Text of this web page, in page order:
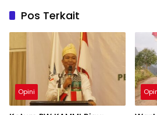
Pos Terkait
Opini